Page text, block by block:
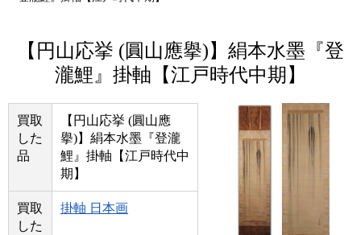
【円山応挙 (圓山應擧)】絹本水墨『登
瀧鯉』掛軸【江戸時代中期】
買取
した
品
【円山応挙 (圓山應
擧)】絹本水墨『登瀧
鯉』掛軸【江戸時代中
期】
買取
した
掛軸 日本画